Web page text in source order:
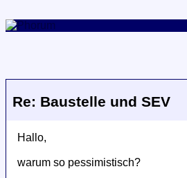
Re: Baustelle und SEV
Hallo,
warum so pessimistisch?